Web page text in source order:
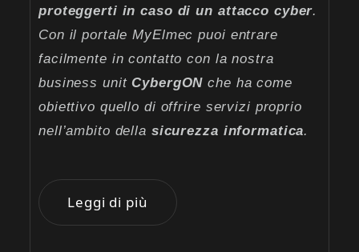
proteggerti in caso di un attacco cyber.
Con il portale MyElmec puoi entrare
facilmente in contatto con la nostra
business unit CybergON che ha come
obiettivo quello di offrire servizi proprio
nell’ambito della sicurezza informatica.
Leggi di più